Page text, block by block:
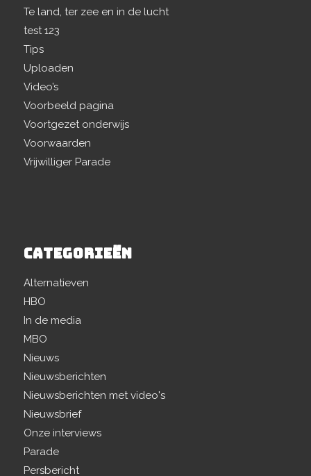
Te land, ter zee en in de lucht
test 123
Tips
Uploaden
Video’s
Voorbeeld pagina
Voortgezet onderwijs
Voorwaarden
Vrijwilliger Parade
CATEGORIEËN
Alternatieven
HBO
In de media
MBO
Nieuws
Nieuwsberichten
Nieuwsberichten met video's
Nieuwsbrief
Onze interviews
Parade
Persbericht